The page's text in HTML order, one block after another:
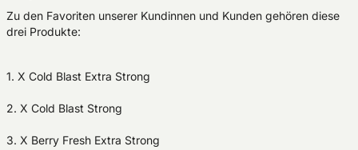
Zu den Favoriten unserer Kundinnen und Kunden gehören diese
drei Produkte:
1. X Cold Blast Extra Strong
2. X Cold Blast Strong
3. X Berry Fresh Extra Strong